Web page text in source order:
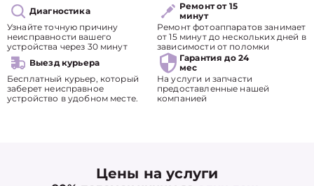
Диагностика
Узнайте точную причину
неисправности вашего
устройства через 30 минут
Ремонт от 15
минут
Ремонт фотоаппаратов занимает
от 15 минут до нескольких дней в
зависимости от поломки
Выезд курьера
Бесплатный курьер, который
заберет неисправное
устройство в удобном месте.
Гарантия до 24
мес
На услуги и запчасти
предоставленные нашей
компанией
Цены на услуги